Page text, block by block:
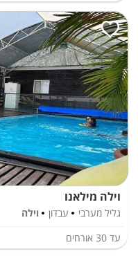
וילה מילאנו
גליל מערבי עבדון
וילה
עד 30 אורחים